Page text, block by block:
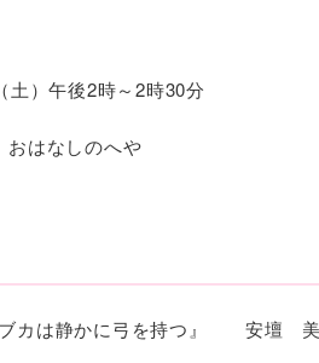
土）午後2時～2時30分
はなしのへや
ブカは静かに弓を持つ』 安壇